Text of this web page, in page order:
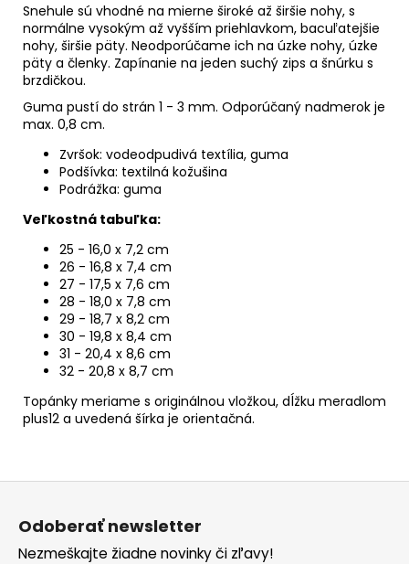
Snehule sú vhodné na mierne široké až širšie nohy, s
normálne vysokým až vyšším priehlavkom, bacuľatejšie
nohy, širšie päty. Neodporúčame ich na úzke nohy, úzke
päty a členky. Zapínanie na jeden suchý zips a šnúrku s
brzdičkou.
Guma pustí do strán 1 - 3 mm. Odporúčaný nadmerok je
max. 0,8 cm.
Zvršok: vodeodpudivá textília, guma
Podšívka: textilná kožušina
Podrážka: guma
Veľkostná tabuľka:
25 - 16,0 x 7,2 cm
26 - 16,8 x 7,4 cm
27 - 17,5 x 7,6 cm
28 - 18,0 x 7,8 cm
29 - 18,7 x 8,2 cm
30 - 19,8 x 8,4 cm
31 - 20,4 x 8,6 cm
32 - 20,8 x 8,7 cm
Topánky meriame s originálnou vložkou, dĺžku meradlom
plus12 a uvedená šírka je orientačná.
Z
Odoberať newsletter
Nezmeškajte žiadne novinky či zľavy!